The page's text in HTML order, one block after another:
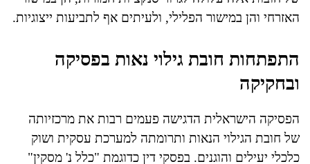
האזרחי והן במישור הפלילי, ולעיתים אף לתביעות ייצוגיות.
התפתחות חובת גילוי נאות בפסיקה
ובחקיקה
הפסיקה הישראלית הדגישה פעמים רבות את מרכזיותה
של חובת הגילוי הנאות ותרומתה למערכת עסקית ושוק
כלכלי יעילים והוגנים. בפסקי דין כדוגמת "כלל נ' מסקין"